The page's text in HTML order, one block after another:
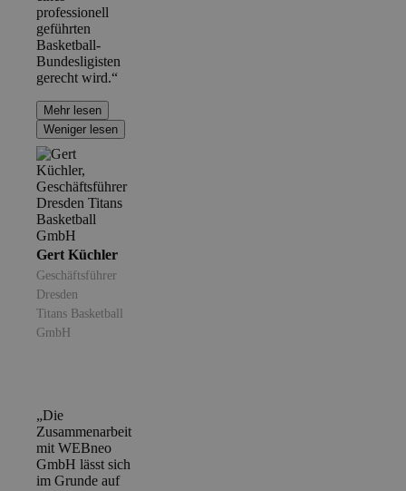
professionell
geführten
Basketball-
Bundesligisten
gerecht wird.“
Mehr lesen
Weniger lesen
Gert Küchler
Geschäftsführer
Dresden
Titans Basketball
GmbH
„Die
Zusammenarbeit
mit WEBneo
GmbH lässt sich
im Grunde auf